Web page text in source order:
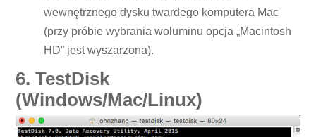
wewnętrznego dysku twardego komputera Mac
(przy próbie wybrania woluminu opcja „Macintosh
HD” jest wyszarzona).
6. TestDisk
(Windows/Mac/Linux)